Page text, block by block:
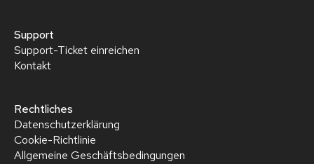
Support
Support-Ticket einreichen
Kontakt
Rechtliches
Datenschutzerklärung
Cookie-Richtlinie
Allgemeine Geschäftsbedingungen